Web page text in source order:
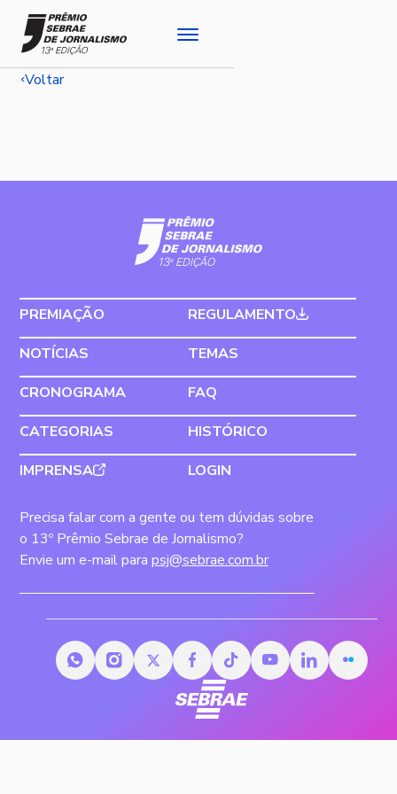
Voltar
PREMIAÇÃO
REGULAMENTO
NOTÍCIAS
TEMAS
CRONOGRAMA
FAQ
CATEGORIAS
HISTÓRICO
IMPRENSA
LOGIN
Precisa falar com a gente ou tem dúvidas sobre
o 13º Prêmio Sebrae de Jornalismo?
Envie um e-mail para psj@sebrae.com.br